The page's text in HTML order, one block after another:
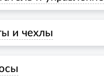
и чехлы